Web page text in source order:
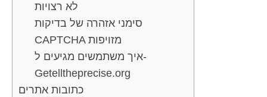
לא רצויות
סימני אזהרה של בדיקות
CAPTCHA מזויפות
איך משתמשים מגיעים ל-
Getelltheprecise.org
כתובות אתרים